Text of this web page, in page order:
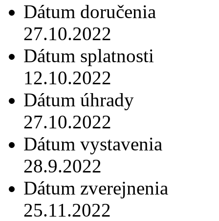
Dátum doručenia
27.10.2022
Dátum splatnosti
12.10.2022
Dátum úhrady
27.10.2022
Dátum vystavenia
28.9.2022
Dátum zverejnenia
25.11.2022